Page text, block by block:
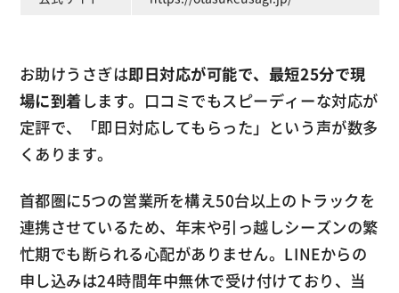
お助けうさぎは即日対応が可能で、最短25分で現
場に到着します。口コミでもスピーディーな対応が
定評で、「即日対応してもらった」という声が数多
くあります。
首都圏に5つの営業所を構え50台以上のトラックを
連携させているため、年末や引っ越しシーズンの繁
忙期でも断られる心配がありません。LINEからの
申し込みは24時間年中無休で受け付けており、当